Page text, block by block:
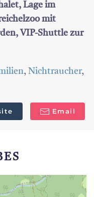
Lage im
mit
VIP-Shuttle zur
, Nichtraucher,
Email